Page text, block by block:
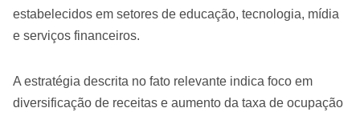
estabelecidos em setores de educação, tecnologia, mídia
e serviços financeiros.
A estratégia descrita no fato relevante indica foco em
diversificação de receitas e aumento da taxa de ocupação